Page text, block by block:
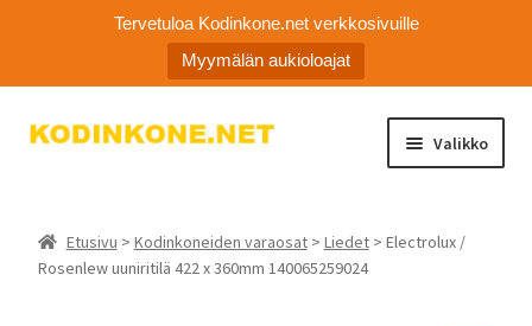
Tervetuloa Kodinkone.net verkkosivuille
Myymälän aukioloajat
Siirry
Siirry
Valikko
Ota yhteyttä
Etusivu > Kodinkoneiden varaosat> Liedet> Electrolux /
Rosenlew uuniritilä 422 x 360mm 140065259024